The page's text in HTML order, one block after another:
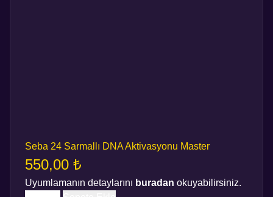
Seba 24 Sarmallı DNA Aktivasyonu Master
550,00 ₺
Uyumlamanın detaylarını buradan okuyabilirsiniz.